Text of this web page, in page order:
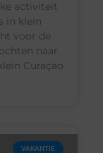
activiteit
in klein
voor de
naar
Curaçao
VAKANTIE